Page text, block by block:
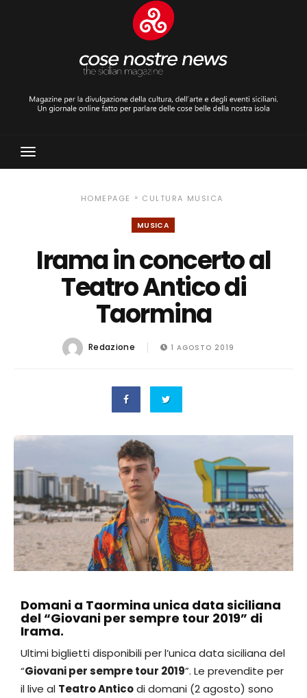
Toggle
Navigation
HOMEPAGE » CULTURA MUSICA
MUSICA
Irama in concerto al
Teatro Antico di
Taormina
Redazione 1 AGOSTO 2019
Domani a Taormina unica data siciliana
del “Giovani per sempre tour 2019” di
Irama.
Ultimi biglietti disponibili per l’unica data siciliana del
“Giovani per sempre tour 2019”. Le prevendite per
il live al Teatro Anticodi domani (2 agosto) sono